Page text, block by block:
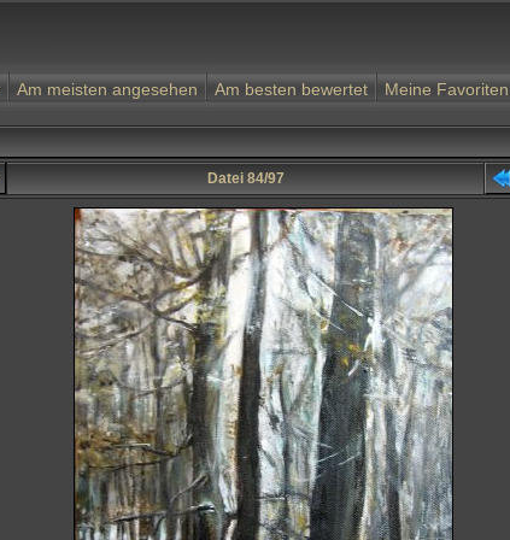
Am meisten angesehen Am besten bewertet Meine Favoriten
Datei 84/97